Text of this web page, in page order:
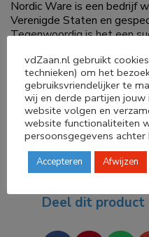
Nordic Ware is een bedrijf
Verenigde Staten en
Tegenwoordig is het een
bakkerijen over de hele
belangrijke aspecten hoog
plezier! Klanten moeten
beleven van de producten
Deel dit product
vdZaan.nl gebruikt
technieken) om het
gebruiksvriendelijker te
wij en derde partijen
website volgen en
website functionaliteiten
persoonsgegevens achter
Accepteren Afwijzen